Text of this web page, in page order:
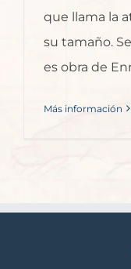
que llama la
su tamaño.
es obra de
Más información